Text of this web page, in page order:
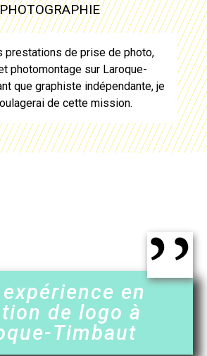
prestations de prise de photo,
photomontage sur Laroque-
que graphiste indépendante, je
de cette mission.
en
de logo à
Timbaut